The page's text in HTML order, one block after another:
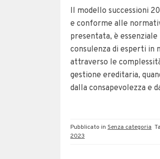
Il modello successioni
e conforme alle
presentata, è
consulenza di esperti in
attraverso le
gestione ereditaria,
dalla consapevolezza e
Pubblicato in Senza categoria
2023